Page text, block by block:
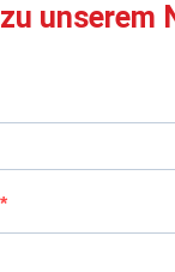
unserem